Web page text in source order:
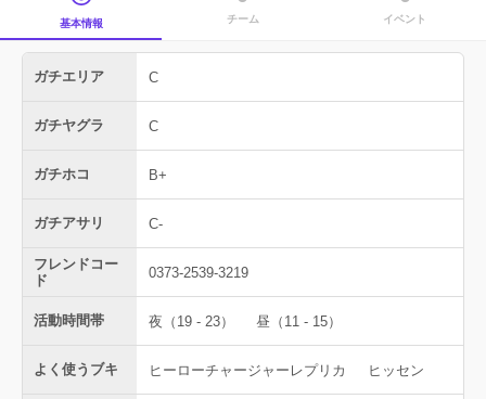
基本情報 チーム イベント
ガチエリア C
ガチヤグラ C
ガチホコ B+
ガチアサリ C-
フレンドコー
ド
0373-2539-3219
活動時間帯 夜（19 - 23） 昼（11 - 15）
よく使うブキ ヒーローチャージャーレプリカ ヒッセン